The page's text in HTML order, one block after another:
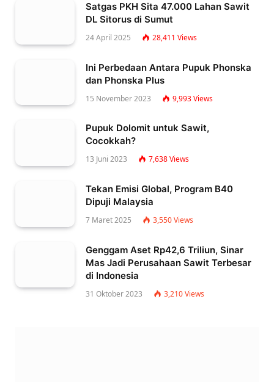
Satgas PKH Sita 47.000 Lahan Sawit
DL Sitorus di Sumut
24 April 2025 28,411 Views
Ini Perbedaan Antara Pupuk Phonska
dan Phonska Plus
15 November 2023 9,993Views
Pupuk Dolomit untuk Sawit,
Cocokkah?
13 Juni 2023 7,638Views
Tekan Emisi Global, Program B40
Dipuji Malaysia
7 Maret 2025 3,550Views
Genggam Aset Rp42,6 Triliun, Sinar
Mas Jadi Perusahaan Sawit Terbesar
di Indonesia
31 Oktober 2023 3,210Views